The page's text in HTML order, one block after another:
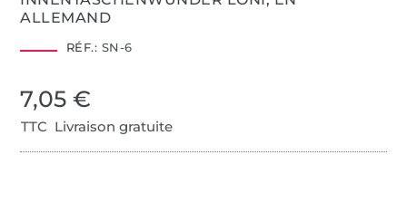
ALLEMAND
RÉF.: SN-6
7,05 €
TTC Livraison gratuite